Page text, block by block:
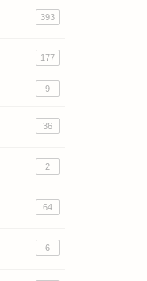
393
177
9
36
2
64
6